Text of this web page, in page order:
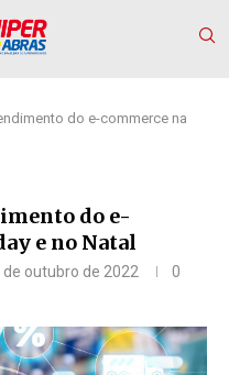
do e-commerce na
do e-
e no Natal
de outubro de 2022
0